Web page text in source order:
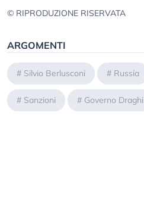
© RIPRODUZIONE RISERVATA
ARGOMENTI
# Silvio Berlusconi # Russia
# Sanzioni # Governo Draghi